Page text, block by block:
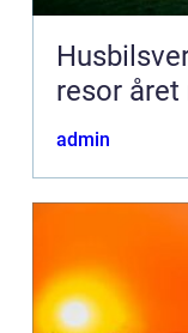
resor året
admin